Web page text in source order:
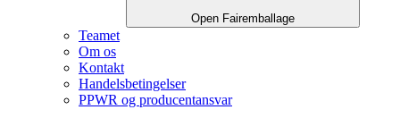
Open Fairemballage
Teamet
Om os
Kontakt
Handelsbetingelser
PPWR og producentansvar